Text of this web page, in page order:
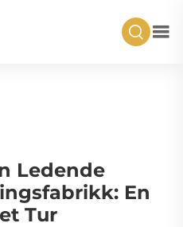
Ledende
En
Tur